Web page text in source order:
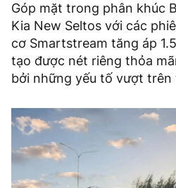
Góp mặt trong phân khúc
Kia New Seltos với các
cơ Smartstream tăng áp
tạo được nét riêng thỏa
bởi những yếu tố vượt trên